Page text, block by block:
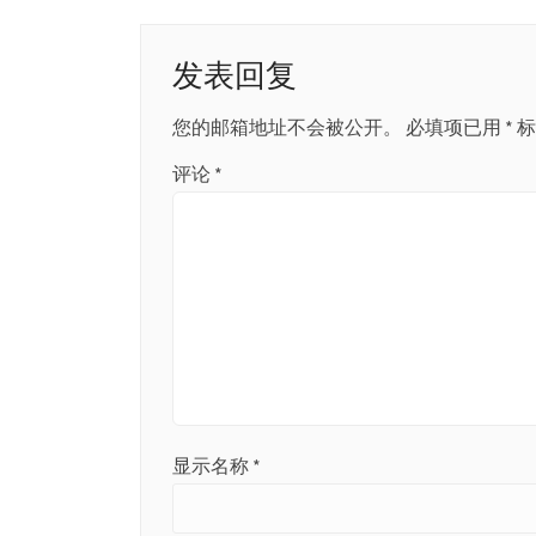
航发表回复
您的邮箱地址不会被公开。 必填项已用 *
评论 *
显示名称 *